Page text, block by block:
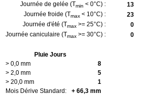
Journée de gelée (Tmin < 0°C) :
13
Journée froide (Tmax < 10°C) :
23
Journée d'été (Tmax >= 25°C) :
0
Journée caniculaire (Tmax >= 30°C) : 0
Pluie Jours
> 0,0 mm
8
> 2,0 mm
5
> 20,0 mm
1
Mois Dérive Standard:
+ 66,3 mm